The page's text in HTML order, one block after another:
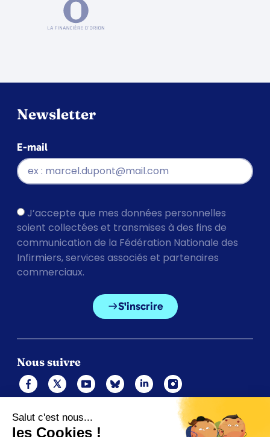
Newsletter
E-mail
J’accepte que mes données personnelles
soient collectées et transmises à des fins de
communication de la Fédération Nationale des
Infirmiers, services associés et partenaires
commerciaux.
S'inscrire
Nous suivre